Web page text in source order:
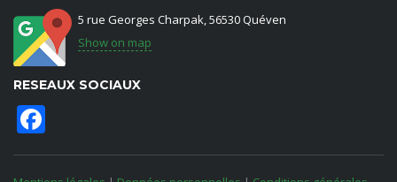
5 rue Georges Charpak, 56530 Quéven
Show on map
RESEAUX SOCIAUX